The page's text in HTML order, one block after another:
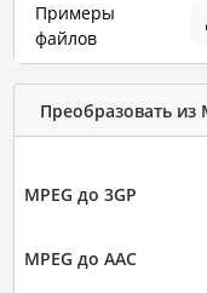
Примеры
файлов
Преобразовать из
MPEG до 3GP
MPEG до AAC